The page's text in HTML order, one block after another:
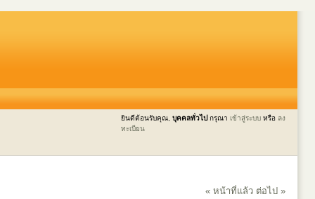
ยินดีต้อนรับคุณ, บุคคลทั่วไป กรุณา เข้าสู่ระบบ หรือ ลง
ทะเบียน
« หน้าที่แล้ว ต่อไป »